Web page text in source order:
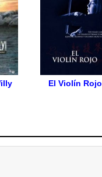
El Violín Rojo